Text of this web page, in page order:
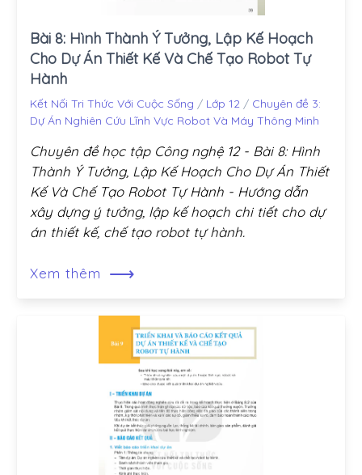
Bài 8: Hình Thành Ý Tưởng, Lập Kế Hoạch
Cho Dự Án Thiết Kế Và Chế Tạo Robot Tự
Hành
Kết Nối Tri Thức Với Cuộc Sống / Lớp 12 / Chuyên đề 3:
Dự Án Nghiên Cứu Lĩnh Vực Robot Và Máy Thông Minh
Chuyên đề học tập Công nghệ 12 - Bài 8: Hình
Thành Ý Tưởng, Lập Kế Hoạch Cho Dự Án Thiết
Kế Và Chế Tạo Robot Tự Hành - Hướng dẫn
xây dựng ý tưởng, lập kế hoạch chi tiết cho dự
án thiết kế, chế tạo robot tự hành.
Xem thêm ⟶